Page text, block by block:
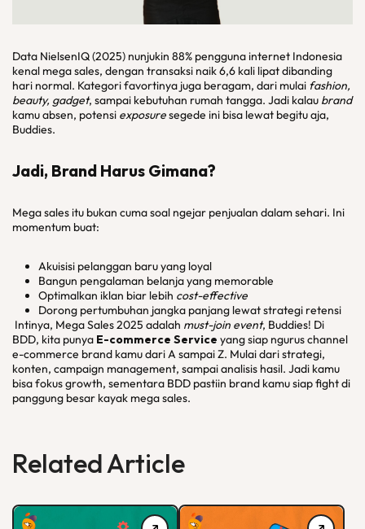
Data NielsenIQ (2025) nunjukin 88% pengguna internet Indonesia
kenal mega sales, dengan transaksi naik 6,6 kali lipat dibanding
hari normal. Kategori favortinya juga beragam, dari mulai fashion,
beauty, gadget, sampai kebutuhan rumah tangga. Jadi kalau brand
kamu absen, potensi exposuresegede ini bisa lewat begitu aja,
Buddies.
Jadi, Brand Harus Gimana?
Mega sales itu bukan cuma soal ngejar penjualan dalam sehari. Ini
momentum buat:
Akuisisi pelanggan baru yang loyal
Bangun pengalaman belanja yang memorable
Optimalkan iklan biar lebih cost-effective
Dorong pertumbuhan jangka panjang lewat strategi retensi
Intinya, Mega Sales 2025 adalah must-join event, Buddies! Di
BDD, kita punya E-commerce Service yang siap ngurus channel
e-commerce brand kamu dari A sampai Z. Mulai dari strategi,
konten, campaign management, sampai analisis hasil. Jadi kamu
bisa fokus growth, sementara BDD pastiin brand kamu siap fight di
panggung besar kayak mega sales.
Related Article